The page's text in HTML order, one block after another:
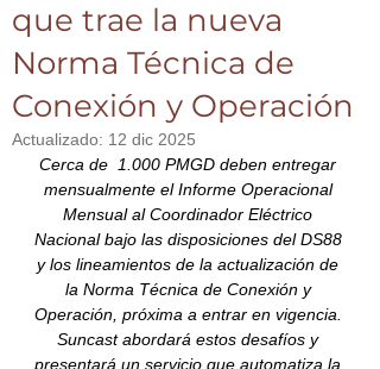
que trae la nueva
Norma Técnica de
Conexión y Operación
Actualizado: 12 dic 2025
Cerca de  1.000 PMGD deben entregar
mensualmente el Informe Operacional
Mensual al Coordinador Eléctrico
Nacional bajo las disposiciones del DS88
y los lineamientos de la actualización de
la Norma Técnica de Conexión y
Operación, próxima a entrar en vigencia.
Suncast abordará estos desafíos y
presentará un servicio que automatiza la